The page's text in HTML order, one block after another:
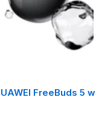
FreeBuds 5 w